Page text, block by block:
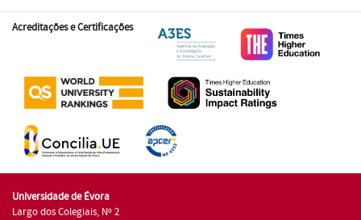
Acreditações e Certificações
Universidade de Évora
Largo dos Colegiais, Nº 2